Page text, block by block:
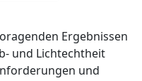
Ergebnissen
und Lichtechtheit
und